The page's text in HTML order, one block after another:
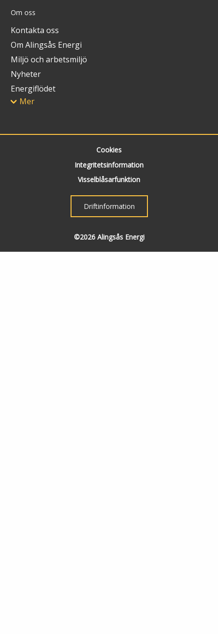
Om oss
Kontakta oss
Om Alingsås Energi
Miljö och arbetsmiljö
Nyheter
Energiflödet
Mer
Cookies
Integritetsinformation
Visselblåsarfunktion
Driftinformation
©2026 Alingsås Energi